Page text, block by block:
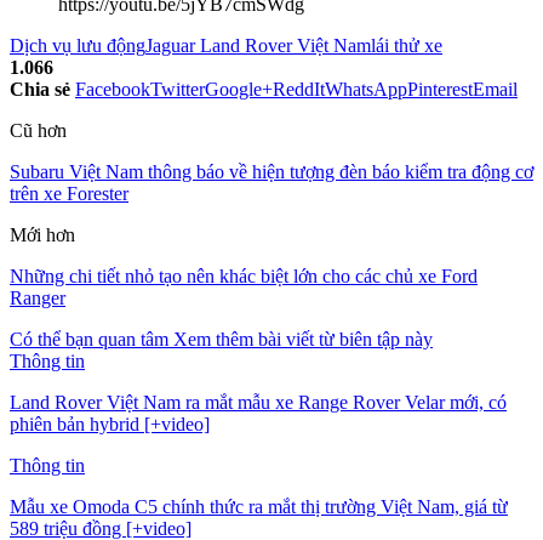
Dịch vụ lưu độngJaguar Land Rover Việt Namlái thử xe
1.066
Chia sẻ FacebookTwitterGoogle+ReddItWhatsAppPinterestEmail
Cũ hơn
Subaru Việt Nam thông báo về hiện tượng đèn báo kiểm tra động cơ
trên xe Forester
Mới hơn
Những chi tiết nhỏ tạo nên khác biệt lớn cho các chủ xe Ford
Ranger
Có thể bạn quan tâm Xem thêm bài viết từ biên tập này
Thông tin
Land Rover Việt Nam ra mắt mẫu xe Range Rover Velar mới, có
phiên bản hybrid [+video]
Thông tin
Mẫu xe Omoda C5 chính thức ra mắt thị trường Việt Nam, giá từ
589 triệu đồng [+video]